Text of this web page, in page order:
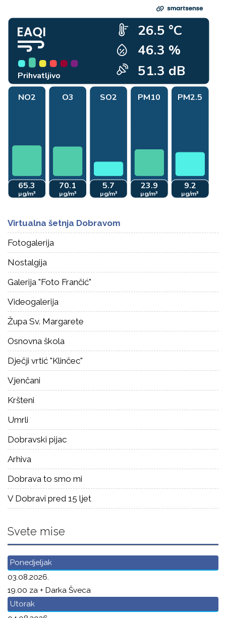
Virtualna šetnja Dobravom
Fotogalerija
Nostalgija
Galerija "Foto Frančić"
Videogalerija
Župa Sv. Margarete
Osnovna škola
Dječji vrtić "Klinčec"
Vjenčani
Kršteni
Umrli
Dobravski pijac
Arhiva
Dobrava to smo mi
V Dobravi pred 15 ljet
Svete mise
Ponedjeljak
03.08.2026.
19.00 za + Darka Šveca
Utorak